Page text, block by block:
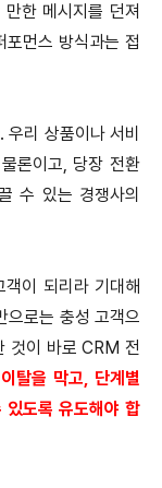
한 메시지를 던져
먼스 방식과는 접
리 상품이나 서비
론이고, 당장 전환
수 있는 경쟁사의
이 되리라 기대해
으로는 충성 고객으
것이 바로 CRM 전
탈을 막고, 단계별
있도록 유도해야 합